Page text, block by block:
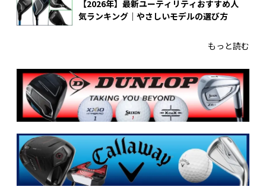
【2026年】最新ユーティリティおすすめ人
気ランキング｜やさしいモデルの選び方
もっと読む